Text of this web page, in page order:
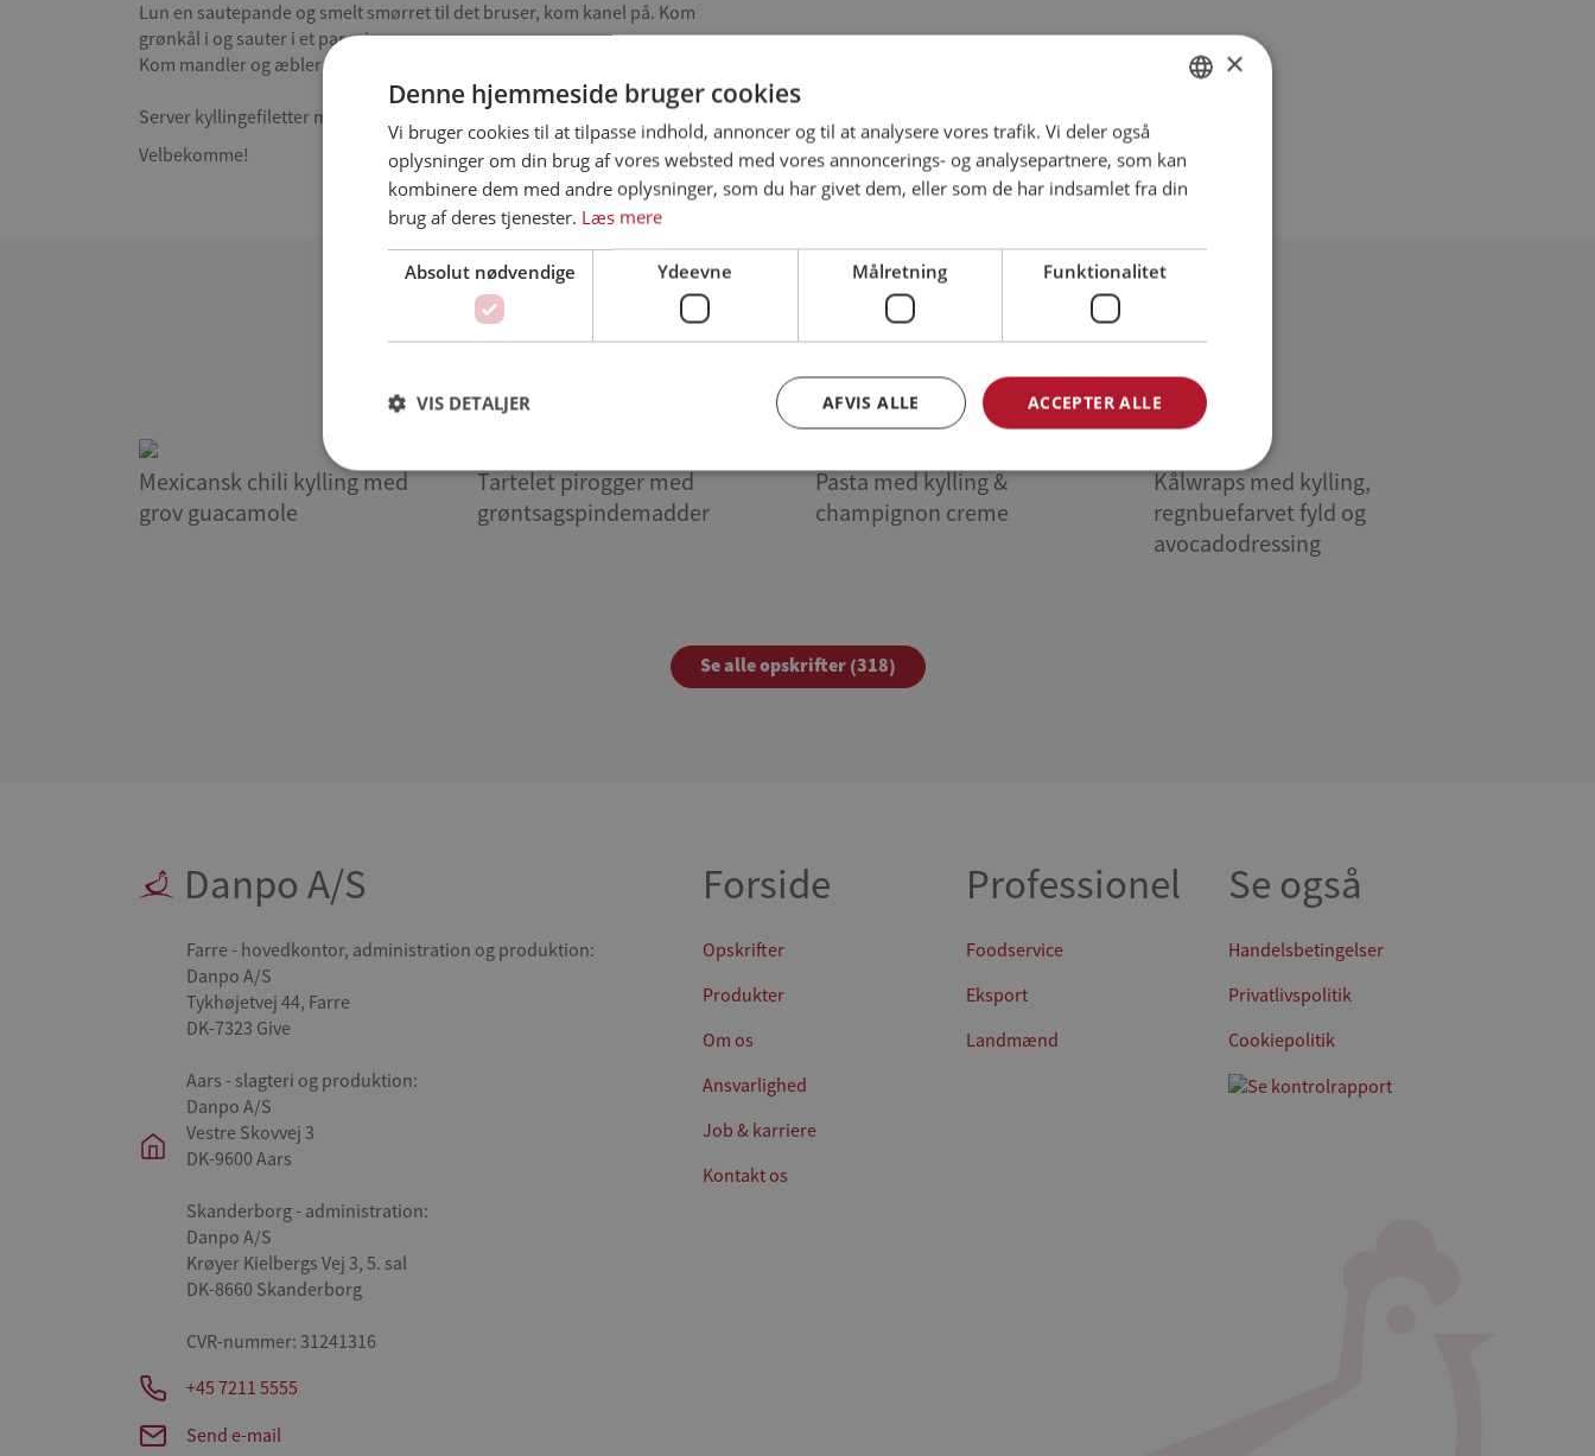
Lun en sautepande og smelt smørret til det bruser, kom kanel på. Kom
grønkål i og sauter i et par min.
Kom mandler og æbler ved, smag til med flydende honning, salt og peber.
Server kyllingefiletter med lun grønkålssalat, brun sauce og kartofler.
Velbekomme!
Relaterede opskrifter
Mexicansk chili kylling med
grov guacamole
Tartelet pirogger med
grøntsagspindemadder
Pasta med kylling &
champignon creme
Kålwraps med kylling,
regnbuefarvet fyld og
avocadodressing
Se alle opskrifter (318)
Danpo A/S
Farre - hovedkontor, administration og produktion:
Danpo A/S
Tykhøjetvej 44, Farre
DK-7323 Give
Aars - slagteri og produktion:
Danpo A/S
Vestre Skovvej 3
DK-9600 Aars
Skanderborg - administration:
Danpo A/S
Krøyer Kielbergs Vej 3, 5. sal
DK-8660 Skanderborg
CVR-nummer: 31241316
+45 7211 5555
Send e-mail
Forside
Opskrifter
Produkter
Om os
Ansvarlighed
Job & karriere
Kontakt os
Professionel
Foodservice
Eksport
Landmænd
Se også
Handelsbetingelser
Privatlivspolitik
Cookiepolitik
ENGLISH
GERMAN
×
Denne hjemmeside bruger cookies
Vi bruger cookies til at tilpasse indhold, annoncer og til at analysere vores trafik. Vi deler også
oplysninger om din brug af vores websted med vores annoncerings- og analysepartnere, som kan
kombinere dem med andre oplysninger, som du har givet dem, eller som de har indsamlet fra din
brug af deres tjenester. Læs mere
Absolut nødvendige Ydeevne Målretning Funktionalitet
ACCEPTER ALLE
AFVIS ALLE
VIS DETALJER